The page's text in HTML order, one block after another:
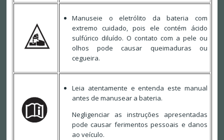
Manuseie o eletrólito da bateria com
extremo cuidado, pois ele contém ácido
sulfúrico diluído. O contato com a pele ou
olhos pode causar queimaduras ou
cegueira.
Leia atentamente e entenda este manual
antes de manusear a bateria.
Negligenciar as instruções apresentadas
pode causar ferimentos pessoais e danos
ao veículo.